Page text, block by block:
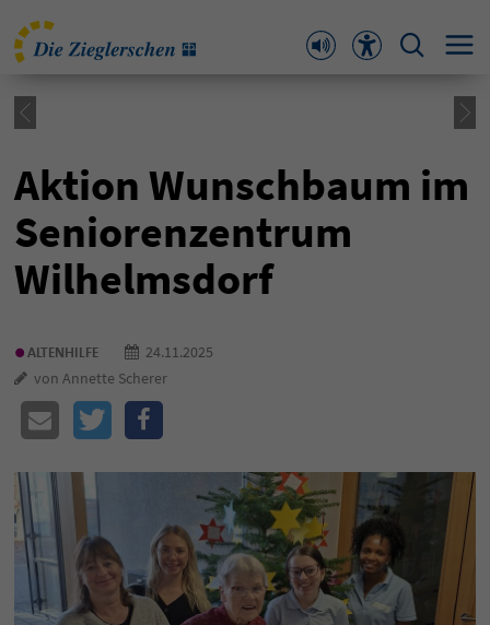
Aktion Wunschbaum im
Seniorenzentrum
Wilhelmsdorf
•ALTENHILFE
24.11.2025
von Annette Scherer